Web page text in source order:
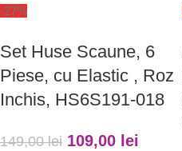
-27%
Set Huse Scaune, 6
Piese, cu Elastic , Roz
Inchis, HS6S191-018
149,00lei 109,00 lei